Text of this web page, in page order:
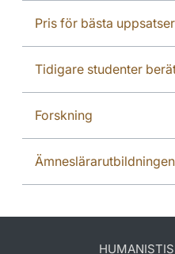
Pris för bästa uppsatser
Tidigare studenter
Forskning
Ämneslärarutbildningen